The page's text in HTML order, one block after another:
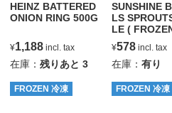
HEINZ BATTERED
ONION RING 500G
¥1,188 incl. tax
在庫：残りあと3
FROZEN 冷凍
SUNSHINE
LS
LE (
¥578incl. tax
在庫： 有り
FROZEN 冷凍